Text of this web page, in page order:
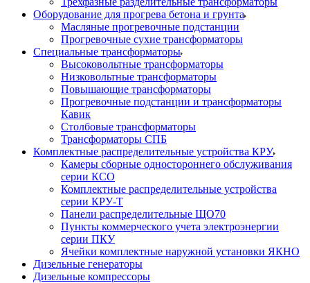
Оборудование для прогрева бетона и грунта
Масляные прогревочные подстанции
Прогревочные сухие трансформаторы
Специальные трансформаторы
Высоковольтные трансформаторы
Низковольтные трансформаторы
Повышающие трансформаторы
Прогревочные подстанции и трансформаторы
Кавик
Столбовые трансформаторы
Трансформаторы СПБ
Комплектные распределительные устройства КРУ
Камеры сборные одностороннего обслуживания
серии КСО
Комплектные распределительные устройства
серии КРУ-Т
Панели распределительные ЩО70
Пункты коммерческого учета электроэнергии
серии ПКУ
Ячейки комплектные наружной установки ЯКНО
Дизельные генераторы
Дизельные компрессоры